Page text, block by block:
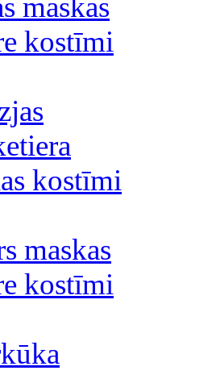
maskas
kostīmi
kostīmi
maskas
kostīmi